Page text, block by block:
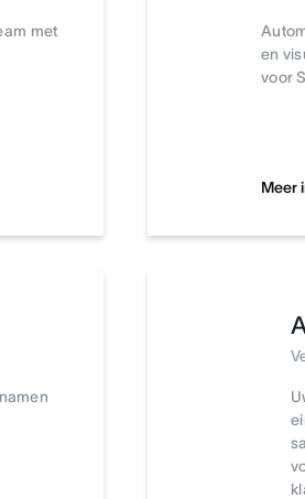
met
en
voor
Meer